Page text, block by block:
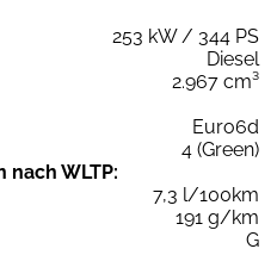
253 kW / 344 PS
Diesel
2.967 cm³
Euro6d
4 (Green)
nach WLTP:
7,3 l/100km
191 g/km
G